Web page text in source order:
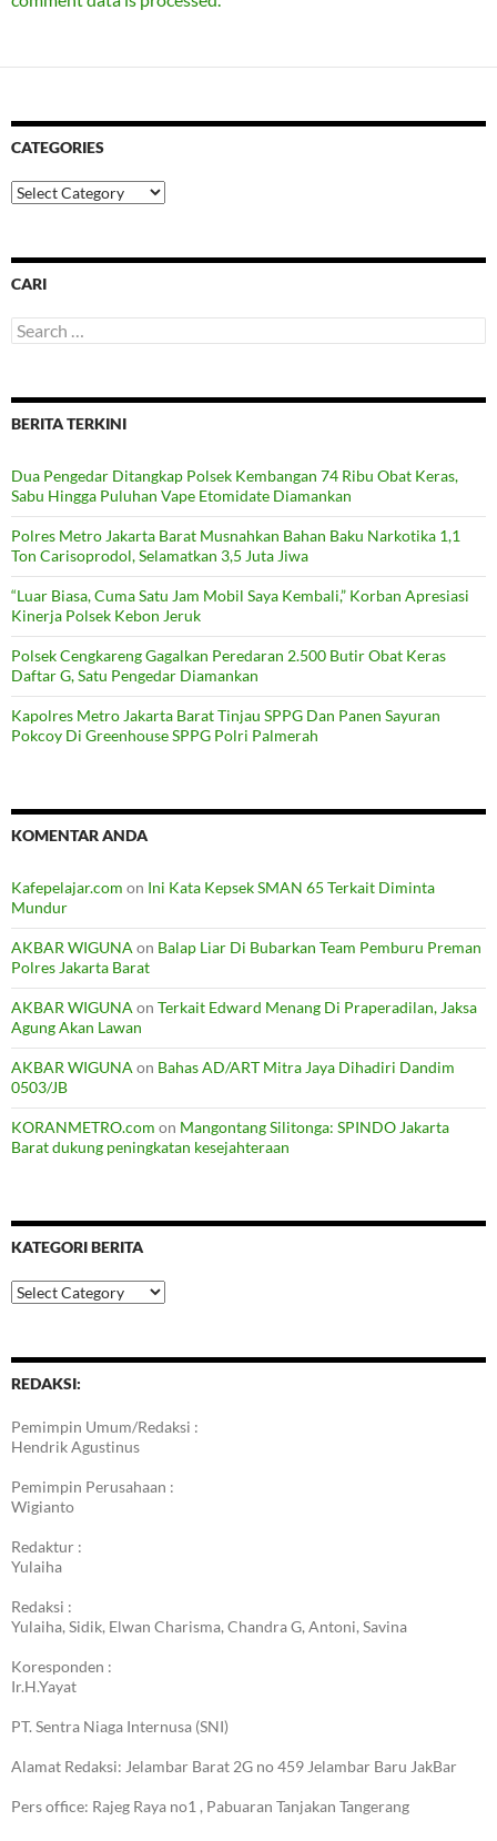
CATEGORIES
Categories
CARI
Search
for:
BERITA TERKINI
Dua Pengedar Ditangkap Polsek Kembangan 74 Ribu Obat Keras,
Sabu Hingga Puluhan Vape Etomidate Diamankan
Polres Metro Jakarta Barat Musnahkan Bahan Baku Narkotika 1,1
Ton Carisoprodol, Selamatkan 3,5 Juta Jiwa
“Luar Biasa, Cuma Satu Jam Mobil Saya Kembali,” Korban Apresiasi
Kinerja Polsek Kebon Jeruk
Polsek Cengkareng Gagalkan Peredaran 2.500 Butir Obat Keras
Daftar G, Satu Pengedar Diamankan
Kapolres Metro Jakarta Barat Tinjau SPPG Dan Panen Sayuran
Pokcoy Di Greenhouse SPPG Polri Palmerah
KOMENTAR ANDA
Kafepelajar.com on Ini Kata Kepsek SMAN 65 Terkait Diminta
Mundur
AKBAR WIGUNA on Balap Liar Di Bubarkan Team Pemburu Preman
Polres Jakarta Barat
AKBAR WIGUNA on Terkait Edward Menang Di Praperadilan, Jaksa
Agung Akan Lawan
AKBAR WIGUNA on Bahas AD/ART Mitra Jaya Dihadiri Dandim
0503/JB
KORANMETRO.com on Mangontang Silitonga: SPINDO Jakarta
Barat dukung peningkatan kesejahteraan
KATEGORI BERITA
Kategori
Berita
REDAKSI:
Pemimpin Umum/Redaksi :
Hendrik Agustinus
Pemimpin Perusahaan :
Wigianto
Redaktur :
Yulaiha
Redaksi :
Yulaiha, Sidik, Elwan Charisma, Chandra G, Antoni, Savina
Koresponden :
Ir.H.Yayat
PT. Sentra Niaga Internusa (SNI)
Alamat Redaksi: Jelambar Barat 2G no 459 Jelambar Baru JakBar
Pers office: Rajeg Raya no1 , Pabuaran Tanjakan Tangerang